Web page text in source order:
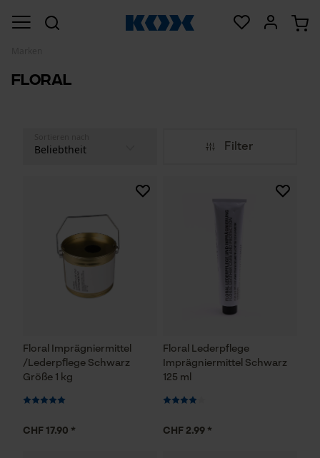
Floral
Filter
Floral Imprägniermittel
/Lederpflege Schwarz
Größe 1 kg
CHF 17.90 *
Floral Lederpflege
Imprägniermittel Schwarz
125 ml
CHF 2.99 *